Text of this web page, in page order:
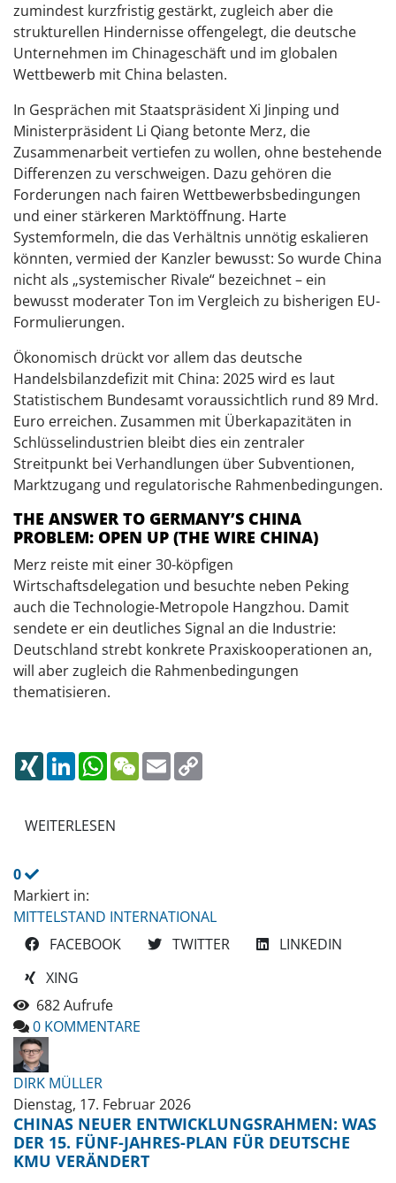
zumindest kurzfristig gestärkt, zugleich aber die
strukturellen Hindernisse offengelegt, die deutsche
Unternehmen im Chinageschäft und im globalen
Wettbewerb mit China belasten.
In Gesprächen mit Staatspräsident Xi Jinping und
Ministerpräsident Li Qiang betonte Merz, die
Zusammenarbeit vertiefen zu wollen, ohne bestehende
Differenzen zu verschweigen. Dazu gehören die
Forderungen nach fairen Wettbewerbsbedingungen
und einer stärkeren Marktöffnung. Harte
Systemformeln, die das Verhältnis unnötig eskalieren
könnten, vermied der Kanzler bewusst: So wurde China
nicht als „systemischer Rivale“ bezeichnet – ein
bewusst moderater Ton im Vergleich zu bisherigen EU-
Formulierungen.
Ökonomisch drückt vor allem das deutsche
Handelsbilanzdefizit mit China: 2025 wird es laut
Statistischem Bundesamt voraussichtlich rund 89 Mrd.
Euro erreichen. Zusammen mit Überkapazitäten in
Schlüsselindustrien bleibt dies ein zentraler
Streitpunkt bei Verhandlungen über Subventionen,
Marktzugang und regulatorische Rahmenbedingungen.
THE ANSWER TO GERMANY’S CHINA
PROBLEM: OPEN UP (THE WIRE CHINA)
Merz reiste mit einer 30-köpfigen
Wirtschaftsdelegation und besuchte neben Peking
auch die Technologie-Metropole Hangzhou. Damit
sendete er ein deutliches Signal an die Industrie:
Deutschland strebt konkrete Praxiskooperationen an,
will aber zugleich die Rahmenbedingungen
thematisieren.
XINGLINKEDINWHATSAPP
WECHAT
EMAIL
WEITERLESEN
0
Markiert in:
MITTELSTAND INTERNATIONAL
FACEBOOK
TWITTER
LINKEDIN
XING
682 Aufrufe
0 KOMMENTARE
DIRK MÜLLER
Dienstag, 17. Februar 2026
CHINAS NEUER ENTWICKLUNGSRAHMEN: WAS
DER 15. FÜNF-JAHRES-PLAN FÜR DEUTSCHE
KMU VERÄNDERT